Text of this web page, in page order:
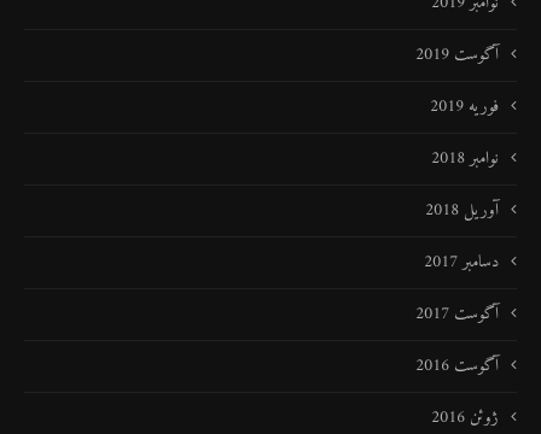
آگوست 2019
فوریه 2019
نوامبر 2018
آوریل 2018
دسامبر 2017
آگوست 2017
آگوست 2016
ژوئن 2016